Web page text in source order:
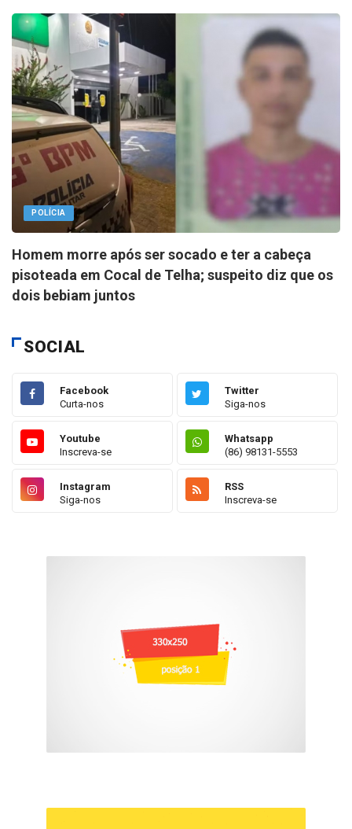
POLÍCIA
Homem morre após ser socado e ter a cabeça
pisoteada em Cocal de Telha; suspeito diz que os
dois bebiam juntos
SOCIAL
Facebook
Curta-nos
Twitter
Siga-nos
Youtube
Inscreva-se
Whatsapp
(86) 98131-5553
Instagram
Siga-nos
RSS
Inscreva-se